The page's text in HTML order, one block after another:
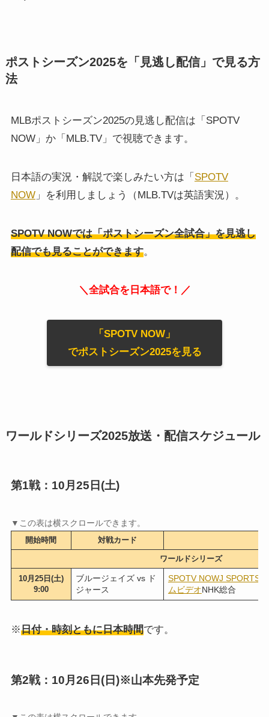
ポストシーズン2025を「見逃し配信」で見る方
法
MLBポストシーズン2025の見逃し配信は「SPOTV
NOW」か「MLB.TV」で視聴できます。
日本語の実況・解説で楽しみたい方は「 SPOTV
NOW」を利用しましょう（MLB.TVは英語実況）。
SPOTV NOWでは「ポストシーズン全試合」を見逃し
配信でも見ることができます。
＼全試合を日本語で！／
「SPOTV NOW」
でポストシーズン2025を見る
ワールドシリーズ2025放送・配信スケジュール
第1戦：10月25日(土)
開始時間 対戦カード
ワールドシリーズ
10月25日(土)
9:00
ブルージェイズ vs ド
ジャース
SPOTV NOWJ SPORTS(
ムビデオNHK総合
※日付・時刻ともに日本時間です。
第2戦：10月26日(日)※山本先発予定